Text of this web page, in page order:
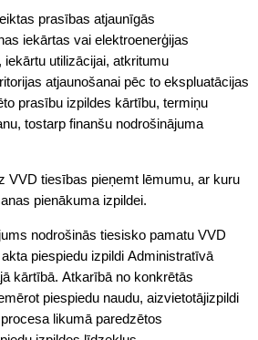
prasības atjaunīgās
iekārtas vai elektroenerģijas
utilizācijai, atkritumu
atjaunošanai pēc to ekspluatācijas
prasību izpildes kārtību, termiņu
tostarp finanšu nodrošinājuma
VVD tiesības pieņemt lēmumu, ar kuru
pienākuma izpildei.
nodrošinās tiesisko pamatu VVD
piespiedu izpildi Administratīvā
kārtībā. Atkarībā no konkrētās
piespiedu naudu, aizvietotājizpildi
likumā paredzētos